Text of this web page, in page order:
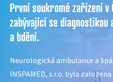
První soukromé zařízení v
zabývající se diagnostikou
a bdění.
Neurologická ambulance a
INSPAMED, s.r.o. byla